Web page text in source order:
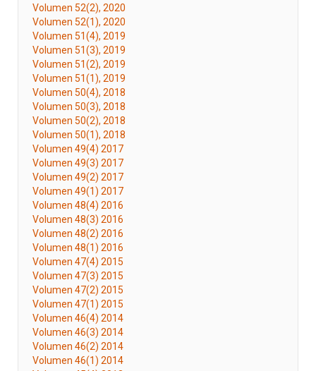
Volumen 52(2), 2020
Volumen 52(1), 2020
Volumen 51(4), 2019
Volumen 51(3), 2019
Volumen 51(2), 2019
Volumen 51(1), 2019
Volumen 50(4), 2018
Volumen 50(3), 2018
Volumen 50(2), 2018
Volumen 50(1), 2018
Volumen 49(4) 2017
Volumen 49(3) 2017
Volumen 49(2) 2017
Volumen 49(1) 2017
Volumen 48(4) 2016
Volumen 48(3) 2016
Volumen 48(2) 2016
Volumen 48(1) 2016
Volumen 47(4) 2015
Volumen 47(3) 2015
Volumen 47(2) 2015
Volumen 47(1) 2015
Volumen 46(4) 2014
Volumen 46(3) 2014
Volumen 46(2) 2014
Volumen 46(1) 2014